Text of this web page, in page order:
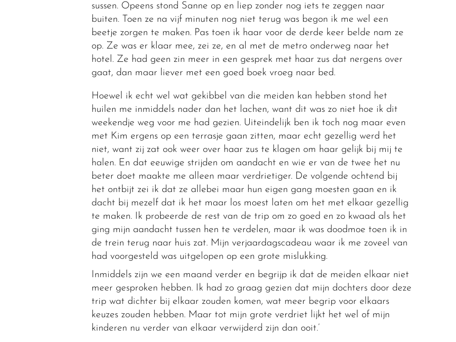
sussen. Opeens stond Sanne op en liep zonder nog iets te zeggen naar
buiten. Toen ze na vijf minuten nog niet terug was begon ik me wel een
beetje zorgen te maken. Pas toen ik haar voor de derde keer belde nam ze
op. Ze was er klaar mee, zei ze, en al met de metro onderweg naar het
hotel. Ze had geen zin meer in een gesprek met haar zus dat nergens over
gaat, dan maar liever met een goed boek vroeg naar bed.
Hoewel ik echt wel wat gekibbel van die meiden kan hebben stond het
huilen me inmiddels nader dan het lachen, want dit was zo niet hoe ik dit
weekendje weg voor me had gezien. Uiteindelijk ben ik toch nog maar even
met Kim ergens op een terrasje gaan zitten, maar echt gezellig werd het
niet, want zij zat ook weer over haar zus te klagen om haar gelijk bij mij te
halen. En dat eeuwige strijden om aandacht en wie er van de twee het nu
beter doet maakte me alleen maar verdrietiger. De volgende ochtend bij
het ontbijt zei ik dat ze allebei maar hun eigen gang moesten gaan en ik
dacht bij mezelf dat ik het maar los moest laten om het met elkaar gezellig
te maken. Ik probeerde de rest van de trip om zo goed en zo kwaad als het
ging mijn aandacht tussen hen te verdelen, maar ik was doodmoe toen ik in
de trein terug naar huis zat. Mijn verjaardagscadeau waar ik me zoveel van
had voorgesteld was uitgelopen op een grote mislukking.
Inmiddels zijn we een maand verder en begrijp ik dat de meiden elkaar niet
meer gesproken hebben. Ik had zo graag gezien dat mijn dochters door deze
trip wat dichter bij elkaar zouden komen, wat meer begrip voor elkaars
keuzes zouden hebben. Maar tot mijn grote verdriet lijkt het wel of mijn
kinderen nu verder van elkaar verwijderd zijn dan ooit.’